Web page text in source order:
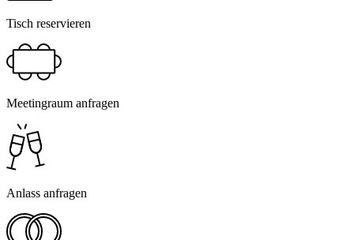
Tisch reservieren
Meetingraum anfragen
Anlass anfragen